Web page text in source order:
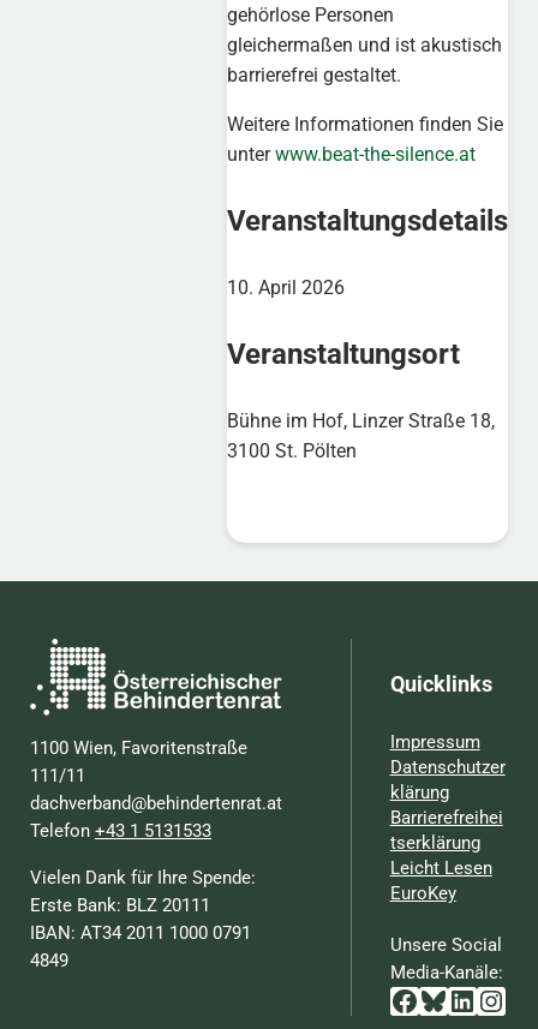
gehörlose Personen
gleichermaßen und ist akustisch
barrierefrei gestaltet.
Weitere Informationen finden Sie
unterwww.beat-the-silence.at
Veranstaltungsdetails
10. April 2026
Veranstaltungsort
Bühne im Hof, Linzer Straße 18,
3100 St. Pölten
1100 Wien, Favoritenstraße
111/11
dachverband@behindertenrat.at
Telefon+43 1 5131533
Vielen Dank für Ihre Spende:
Erste Bank: BLZ 20111
IBAN: AT34 2011 1000 0791
4849
Quicklinks
Impressum
Datenschutzer
klärung
Barrierefreihei
tserklärung
Leicht Lesen
EuroKey
Unsere Social
Media-Kanäle:
Facebook
Bluesky